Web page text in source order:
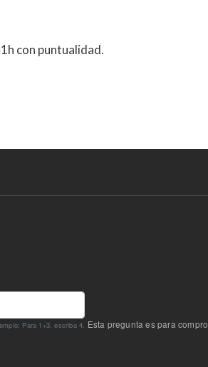
con puntualidad.
Para 1+3, escriba 4. Esta pregunta es para